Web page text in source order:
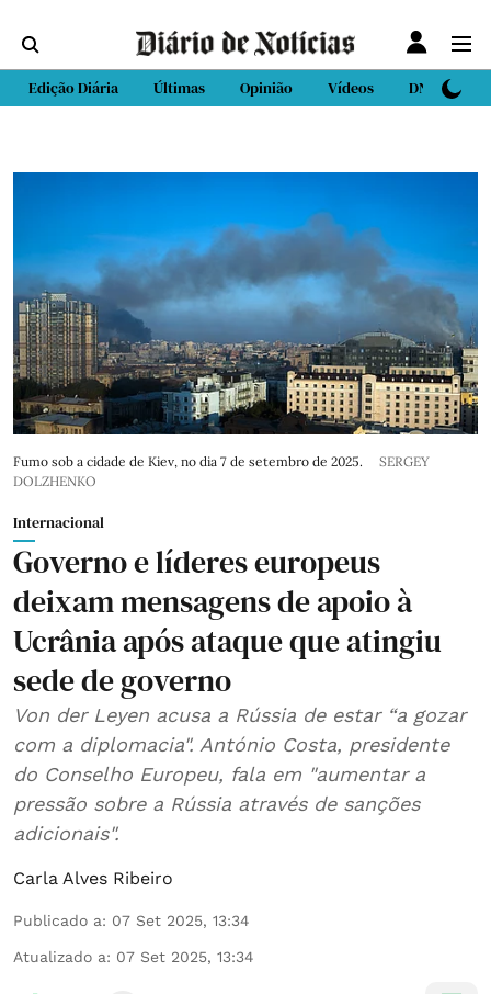
Edição Diária Últimas Opinião Vídeos DN Sport
Fumo sob a cidade de Kiev, no dia 7 de setembro de 2025.
SERGEY
DOLZHENKO
Internacional
Governo e líderes europeus
deixam mensagens de apoio à
Ucrânia após ataque que atingiu
sede de governo
Von der Leyen acusa a Rússia de estar “a gozar
com a diplomacia". António Costa, presidente
do Conselho Europeu, fala em "aumentar a
pressão sobre a Rússia através de sanções
adicionais".
Carla Alves Ribeiro
Publicado a: 07 Set 2025, 13:34
Atualizado a: 07 Set 2025, 13:34